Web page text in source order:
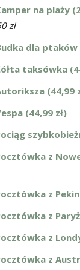
na plaży
zł
dla ptaków
taksówka
(44,99
(44,99 zł)
z
z
z
z
z